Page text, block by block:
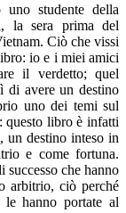
studente della
la sera prima del
Ciò che vissi
io e i miei amici
il verdetto; quel
di avere un destino
uno dei temi sul
questo libro è infatti
un destino inteso in
e come fortuna.
successo che hanno
arbitrio, ciò perché
hanno portate al